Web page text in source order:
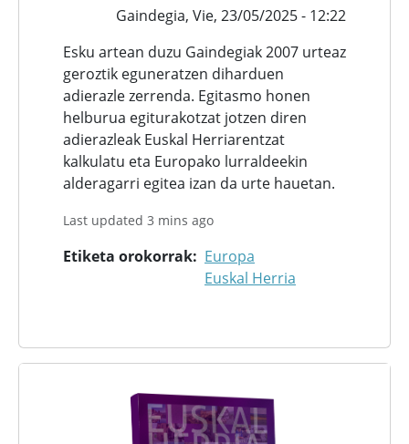
Gaindegia, Vie, 23/05/2025 - 12:22
Esku artean duzu Gaindegiak 2007 urteaz
geroztik eguneratzen diharduen
adierazle zerrenda. Egitasmo honen
helburua egiturakotzat jotzen diren
adierazleak Euskal Herriarentzat
kalkulatu eta Europako lurraldeekin
alderagarri egitea izan da urte hauetan.
Last updated 3 mins ago
Etiketa orokorrak
Europa
Euskal Herria